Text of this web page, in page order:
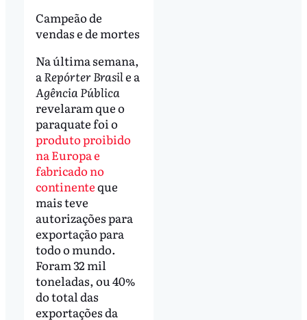
Campeão de
vendas e de mortes
Na última semana,
aRepórter Brasile a
Agência Pública
revelaram que o
paraquate foi o
produto proibido
na Europa e
fabricado no
continenteque
mais teve
autorizações para
exportação para
todo o mundo.
Foram 32 mil
toneladas, ou 40%
do total das
exportações da